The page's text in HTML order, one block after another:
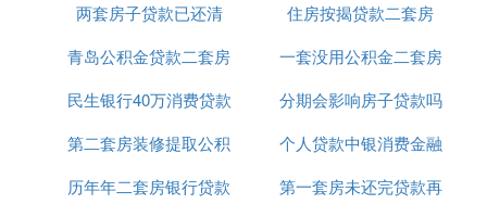
在第一套住房贷款未还完的情况下，能否继续贷款购
买第二套房，取决于多种因素，但一般情况下是可以
1. 若第一套房使用公积金贷款且未还清：
不能再次申请公积金贷款
：如果第一套住房选择
的是公积金贷款且尚未还清，那么在购买第二套
率
两套房子贷款已还清
住房按揭贷款二套房
青岛公积金贷款二套房
首付多少
一套没用公积金二套房
公积金贷款
民生银行40万消费贷款
分期会影响房子贷款吗
第二套房装修提取公积
金贷款吗
个人贷款中银消费金融
有限公司官网
历年年二套房银行贷款
第一套房未还完贷款再